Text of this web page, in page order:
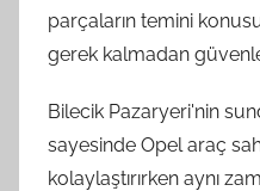
parçaların temini
gerek kalmadan
Bilecik Pazaryeri'nin
sayesinde Opel araç
kolaylaştırırken aynı